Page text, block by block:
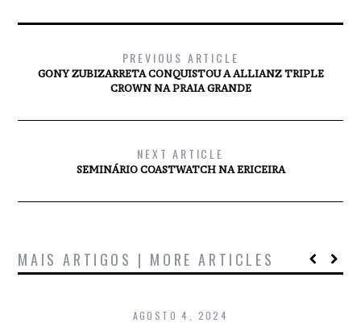
PREVIOUS ARTICLE
GONY ZUBIZARRETA CONQUISTOU A ALLIANZ TRIPLE
CROWN NA PRAIA GRANDE
NEXT ARTICLE
SEMINÁRIO COASTWATCH NA ERICEIRA
MAIS ARTIGOS | MORE ARTICLES
AGOSTO 4, 2024